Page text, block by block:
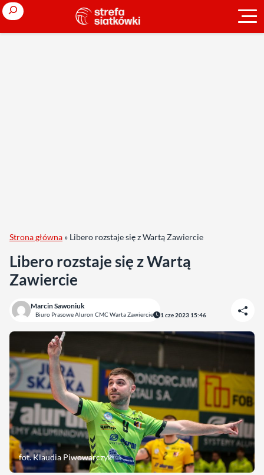
Search
Strona główna » Libero rozstaje się z Wartą Zawiercie
Libero rozstaje się z Wartą
Zawiercie
Marcin Sawoniuk
Biuro Prasowe Aluron CMC Warta Zawiercie 1 cze 2023 15:46
fot. Klaudia Piwowarczyk